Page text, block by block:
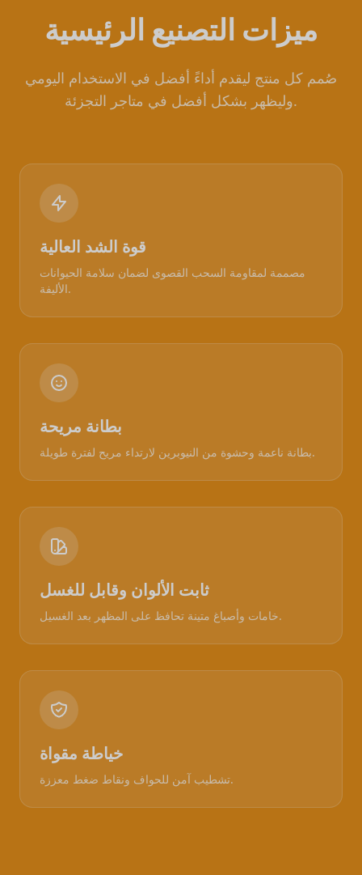
ميزات التصنيع الرئيسية
صُمم كل منتج ليقدم أداءً أفضل في الاستخدام اليومي
وليظهر بشكل أفضل في متاجر التجزئة.
قوة الشد العالية
مصممة لمقاومة السحب القصوى لضمان سلامة الحيوانات
الأليفة.
بطانة مريحة
بطانة ناعمة وحشوة من النيوبرين لارتداء مريح لفترة طويلة.
ثابت الألوان وقابل للغسل
خامات وأصباغ متينة تحافظ على المظهر بعد الغسيل.
خياطة مقواة
تشطيب آمن للحواف ونقاط ضغط معززة.